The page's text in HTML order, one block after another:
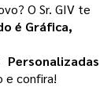
O Sr. GIV te
é Gráfica,
Personalizadas
e confira!